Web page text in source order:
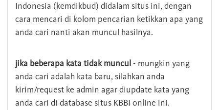
Indonesia (kemdikbud) didalam situs ini, dengan
cara mencari di kolom pencarian ketikkan apa yang
anda cari nanti akan muncul hasilnya.
jika beberapa kata tidak muncul - mungkin yang
anda cari adalah kata baru, silahkan anda
kirim/request ke admin agar diupdate kata yang
anda cari di database situs KBBI online ini.